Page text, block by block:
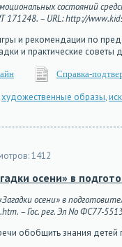
состояний
171248. – URL: http://
и рекомендации по
и практические
Справка-
художественные образы,
1412
осени» в
осени» в
– Гос. рег. Эл No ФС77-
обобщить знания детей